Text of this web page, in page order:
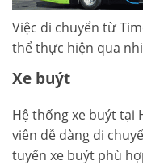
Việc di chuyển từ
thể thực hiện qua
Xe buýt
Hệ thống xe buýt tại
viên dễ dàng di
tuyến xe buýt phù